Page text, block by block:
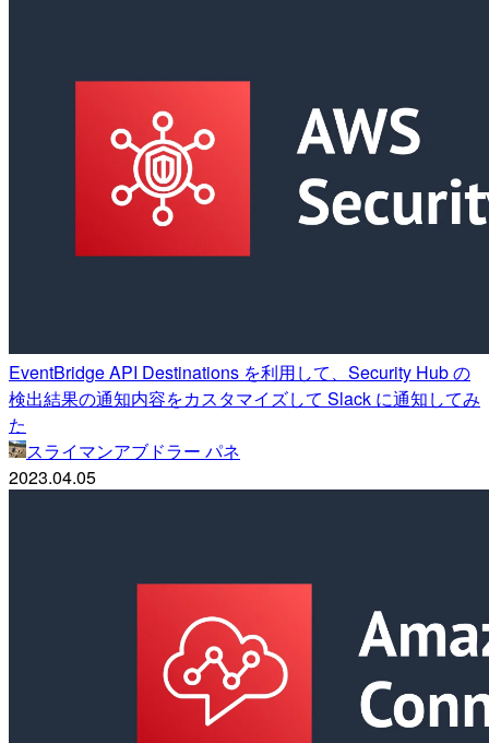
EventBridge API Destinations を利用して、Security Hub の
検出結果の通知内容をカスタマイズして Slack に通知してみ
た
スライマンアブドラー パネ
2023.04.05